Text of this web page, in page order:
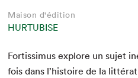
Maison d'édition
HURTUBISE
For­tis­simus explore un sujet
fois dans l’histoire de la